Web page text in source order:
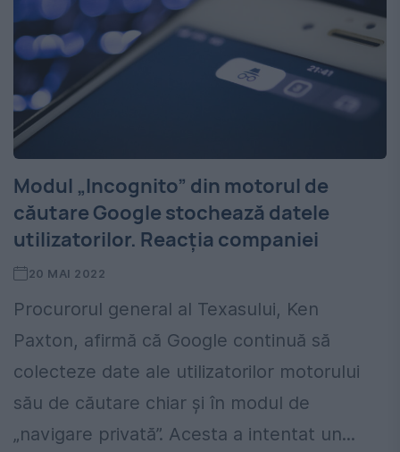
Modul „Incognito” din motorul de
căutare Google stochează datele
utilizatorilor. Reacția companiei
20 MAI 2022
Procurorul general al Texasului, Ken
Paxton, afirmă că Google continuă să
colecteze date ale utilizatorilor motorului
său de căutare chiar și în modul de
„navigare privată”. Acesta a intentat un...